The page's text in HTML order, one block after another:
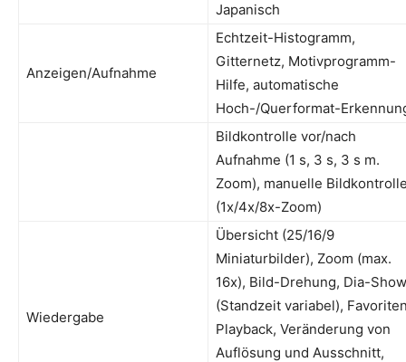
Japanisch
Anzeigen/Aufnahme
Echtzeit-Histogramm,
Gitternetz, Motivprogramm-
Hilfe, automatische
Hoch-/Querformat-
Bildkontrolle vor/nach
Aufnahme (1 s, 3 s, 3 s m.
Zoom), manuelle
(1x/4x/8x-Zoom)
Wiedergabe
Übersicht (25/16/9
Miniaturbilder), Zoom (max.
16x), Bild-Drehung, Dia-Show
(Standzeit variabel),
Playback, Veränderung von
Auflösung und Ausschnitt,